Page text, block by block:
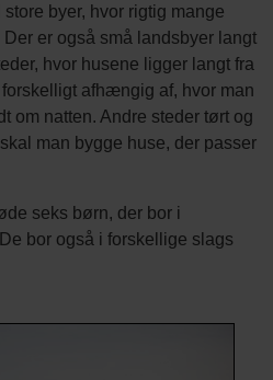
byer, hvor rigtig mange
er også små landsbyer langt
hvor husene ligger langt fra
afhængig af, hvor man
om natten. Andre steder tørt og
man bygge huse, der passer
seks børn, der bor i
bor også i forskellige slags